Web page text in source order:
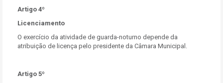
Artigo 4º
Licenciamento
O exercício da atividade de guarda-noturno depende da
atribuição de licença pelo presidente da Câmara Municipal.
Artigo 5º